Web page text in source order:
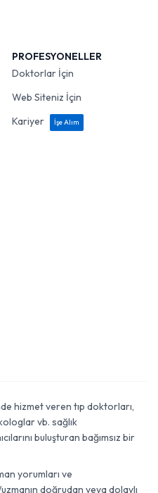
PROFESYONELLER
Doktorlar İçin
Web Siteniz İçin
Kariyer
İşe Alım
hizmet veren tıp doktorları,
vb. sağlık
buluşturan bağımsız bir
yorumları ve
doğrudan veya dolaylı